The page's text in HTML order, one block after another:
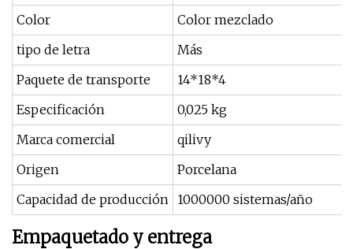
Color
Color mezclado
tipo de letra
Más
Paquete de transporte
14*18*4
Especificación
0,025 kg
Marca comercial
qilivy
Origen
Porcelana
Capacidad de producción 1000000 sistemas/año
Empaquetado y entrega